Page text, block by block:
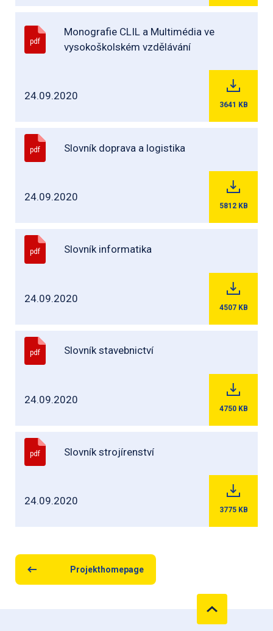
pdf
Monografie CLIL a Multimédia ve
vysokoškolském vzdělávání
24.09.2020
3641 KB
pdf Slovník doprava a logistika
24.09.2020
5812 KB
pdf Slovník informatika
24.09.2020
4507 KB
pdf Slovník stavebnictví
24.09.2020
4750 KB
pdf Slovník strojírenství
24.09.2020
3775 KB
Projekthomepage